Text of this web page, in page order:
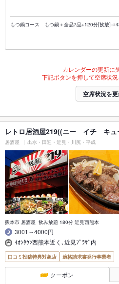
もつ鍋コース もつ鍋＋全品7品+120分[飲放
カレンダーの更新に
下記ボタンを押して空席状況
空席状況を
レトロ居酒屋219((ニー イチ キュ
居酒屋 出水・田迎・近見・川尻・平成
熊本市 居酒屋 飲み放題 180分 近見西熊本
3001～4000円
ｲｵﾝﾀｳﾝ西熊本近く､近見ﾌﾟﾗｻﾞ内
口コミ投稿特典対象店 適格請求書発行事業者
クーポン